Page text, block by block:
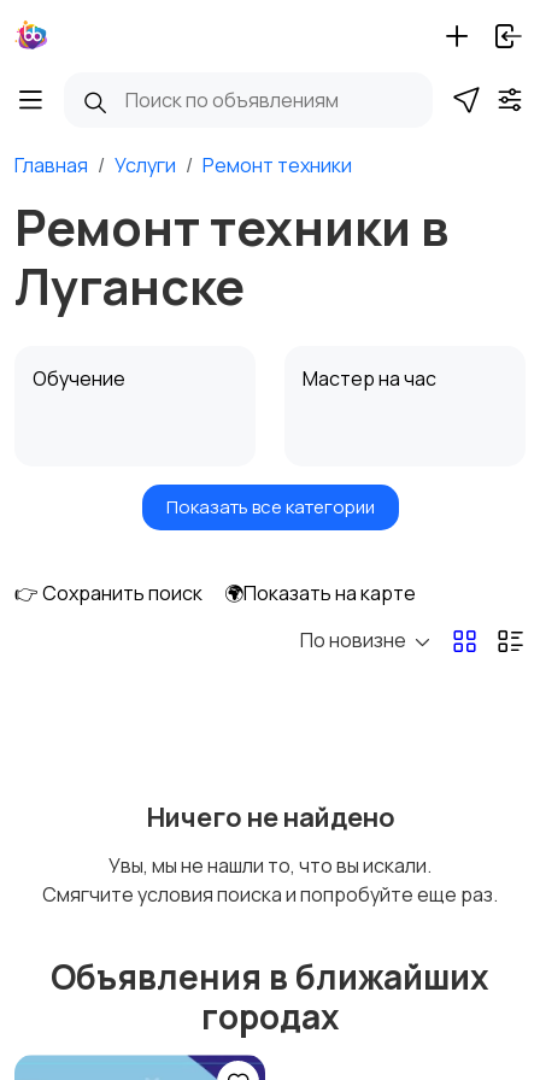
Главная Услуги Ремонт техники
Ремонт техники в
Луганске
Обучение Мастер на час
Красота и здоровье1
Транспорт,
IT, интернет, телеком
Организация
Показать все категории
👉 Сохранить поиск
🌍Показать на карте
По новизне
Ничего не найдено
Увы, мы не нашли то, что вы искали.
Смягчите условия поиска и попробуйте еще раз.
Объявления в ближайших
городах